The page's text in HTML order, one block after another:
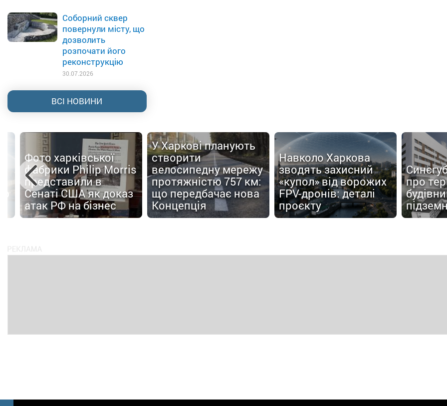
Соборний сквер
повернули місту, що
дозволить
розпочати його
реконструкцію
30.07.2026
ВСІ НОВИНИ
Фото харківської
фабрики Philip Morris
представили в
Сенаті США як доказ
атак РФ на бізнес
У Харкові планують
створити
велосипедну мережу
протяжністю 757 км:
що передбачає нова
Концепція
Навколо Харкова
зводять захисний
«купол» від ворожих
FPV-дронів: деталі
проєкту
про